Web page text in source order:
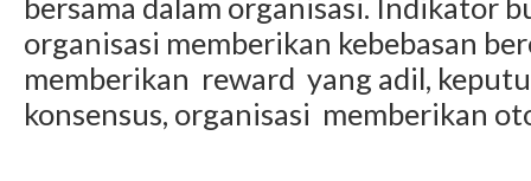
organisasi memberikan kebebasan
memberikan reward yang adil,
konsensus, organisasi memberikan